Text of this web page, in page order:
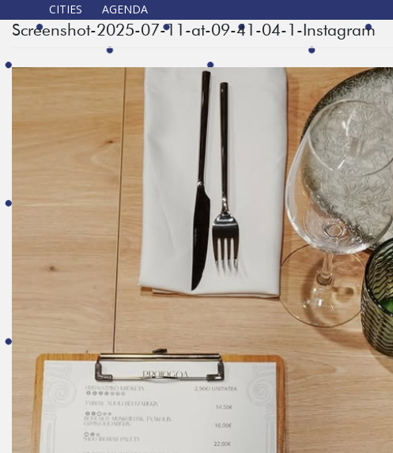
CITIES AGENDA
Screenshot-2025-07-11-at-09-41-04-1-Instagram